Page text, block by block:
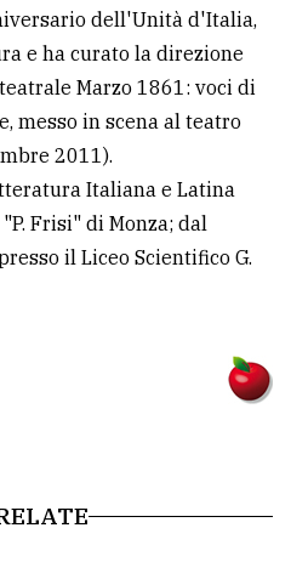
dell'Unità d'Italia,
e ha curato la direzione
Marzo 1861: voci di
messo in scena al teatro
2011).
Italiana e Latina
Frisi" di Monza; dal
il Liceo Scientifico G.